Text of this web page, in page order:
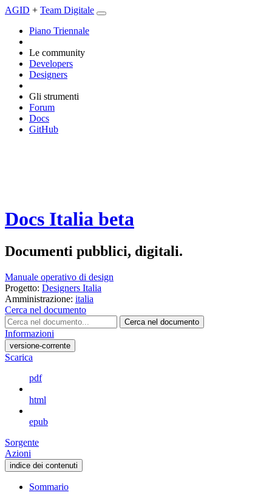
AGID + Team Digitale
Piano Triennale
Le community
Developers
Designers
Gli strumenti
Forum
Docs
GitHub
Docs Italia beta
Documenti pubblici, digitali.
Manuale operativo di design
Progetto: Designers Italia
Amministrazione: italia
Cerca nel documento
Cerca nel documento
Informazioni
versione-corrente
Scarica
pdf
html
epub
Sorgente
Azioni
indice dei contenuti
Sommario